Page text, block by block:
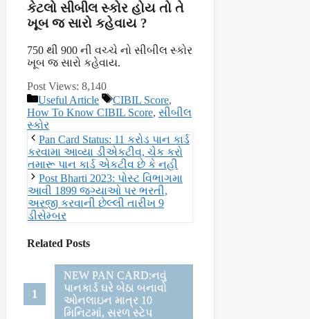
કેટલો સીબીલ સ્કોર હોય તો તે
ખૂબ જ સારો કહેવાય ?
750 થી 900 ની વચ્ચે નો સીબીલ સ્કોર
ખૂબ જ સારો કહેવાય.
Post Views: 8,140
Categories
Useful Article Tags
CIBIL Score,
How To Know CIBIL Score, સીબીલ
સ્કોર
Pan Card Status: 11 કરોડ પાન કાર્ડ
કરવામા આવ્યા ડીએકટીવ, ચેક કરો
તમારૂ પાન કાર્ડ એકટીવ છે કે નહી
Post Bharti 2023: પોસ્ટ વિભાગમા
આવી 1899 જગ્યાઓ પર ભરતી,
અરજી કરવાની છેલ્લી તારીખ 9
ડીસેમ્બર
Related Posts
NEW PAN CARD:નવું
પાનકાર્ડ ઘરે બેઠા બનાવો
ઓનલાઇન માત્ર 10
મિનિટમાં, સરળ સ્ટેપ